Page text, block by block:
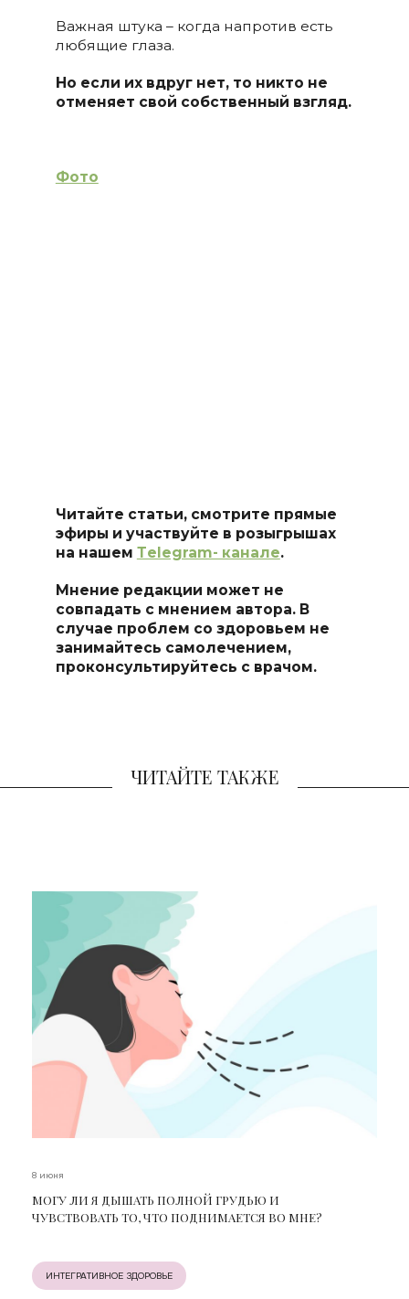
Важная штука – когда напротив есть
любящие глаза.
Но если их вдруг нет, то никто не
отменяет свой собственный взгляд.
Фото
Читайте статьи, смотрите прямые
эфиры и участвуйте в розыгрышах
на нашем Тelegram- канале.
Мнение редакции может не
совпадать с мнением автора. В
случае проблем со здоровьем не
занимайтесь самолечением,
проконсультируйтесь с врачом.
ЧИТАЙТЕ ТАКЖЕ
8 июня
МОГУ ЛИ Я ДЫШАТЬ ПОЛНОЙ ГРУДЬЮ И
ЧУВСТВОВАТЬ ТО, ЧТО ПОДНИМАЕТСЯ ВО МНЕ?
ИНТЕГРАТИВНОЕ ЗДОРОВЬЕ